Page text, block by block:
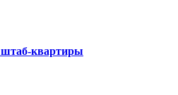
квартиры